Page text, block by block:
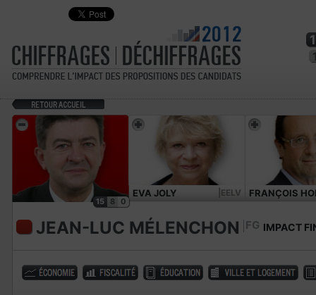
15 8 0
EVA JOLY |EELV FRANÇOIS
JEAN-LUC MÉLENCHON FG IMPACT